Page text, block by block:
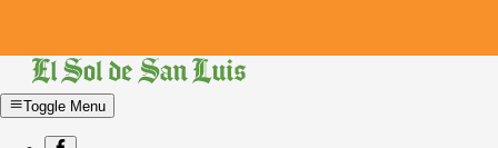
Toggle Menu